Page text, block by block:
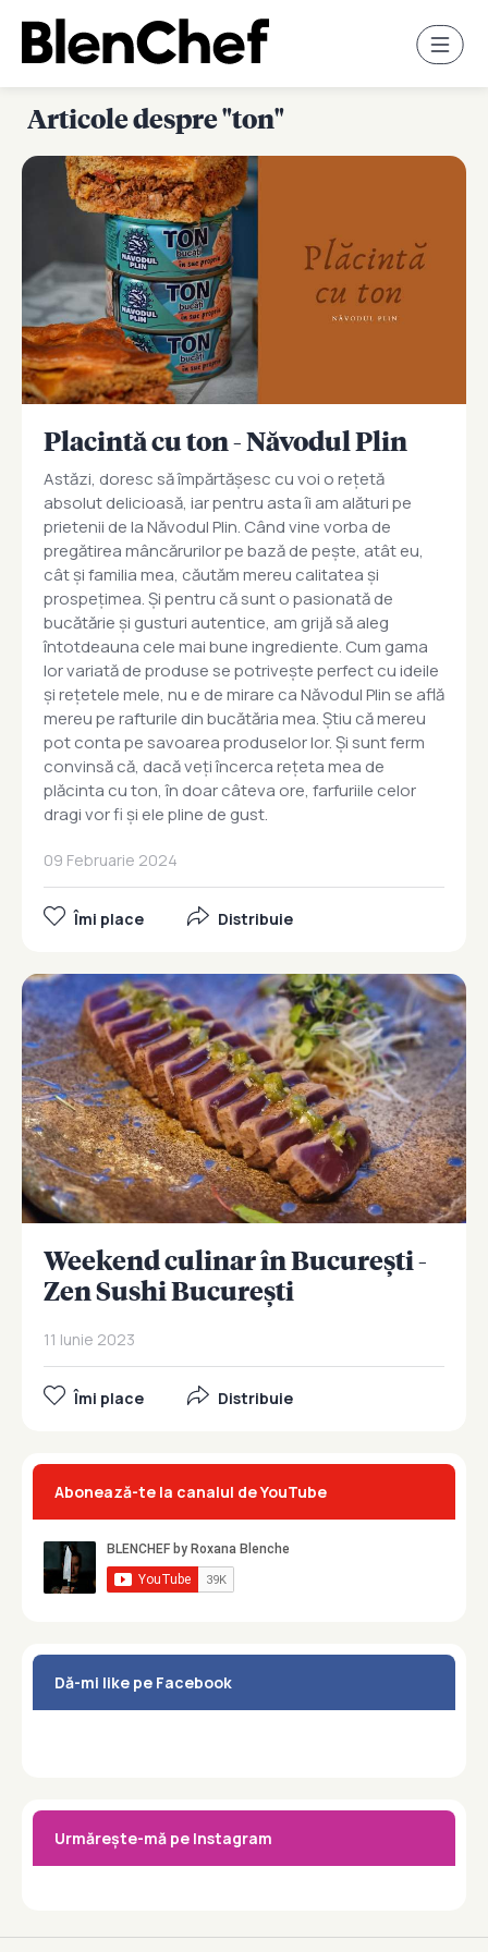
Articole despre "ton"
Placintă cu ton - Năvodul Plin
Astăzi, doresc să împărtășesc cu voi o rețetă
absolut delicioasă, iar pentru asta îi am alături pe
prietenii de la Năvodul Plin. Când vine vorba de
pregătirea mâncărurilor pe bază de pește, atât eu,
cât și familia mea, căutăm mereu calitatea și
prospețimea. Și pentru că sunt o pasionată de
bucătărie și gusturi autentice, am grijă să aleg
întotdeauna cele mai bune ingrediente. Cum gama
lor variată de produse se potrivește perfect cu ideile
și rețetele mele, nu e de mirare ca Năvodul Plin se află
mereu pe rafturile din bucătăria mea. Știu că mereu
pot conta pe savoarea produselor lor. Și sunt ferm
convinsă că, dacă veți încerca rețeta mea de
plăcinta cu ton, în doar câteva ore, farfuriile celor
dragi vor fi și ele pline de gust.
09 Februarie 2024
Îmi place Distribuie
Weekend culinar în București -
Zen Sushi București
11 Iunie 2023
Îmi place Distribuie
Abonează-te la canalul de YouTube
Dă-mi like pe Facebook
Urmărește-mă pe Instagram